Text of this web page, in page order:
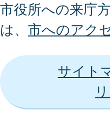
市役所への来庁
は、 市へのアク
サイト